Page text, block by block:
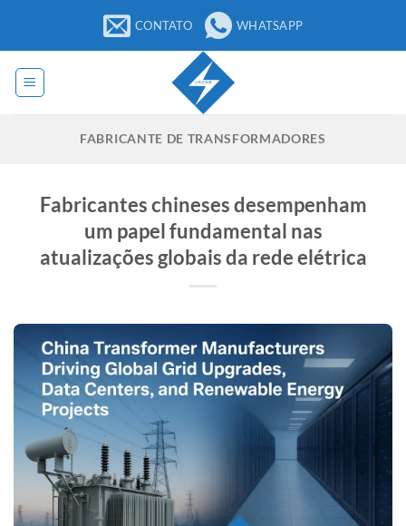
o
conteúdo
CONTATO WHATSAPP
FABRICANTE DE TRANSFORMADORES
Fabricantes chineses desempenham
um papel fundamental nas
atualizações globais da rede elétrica